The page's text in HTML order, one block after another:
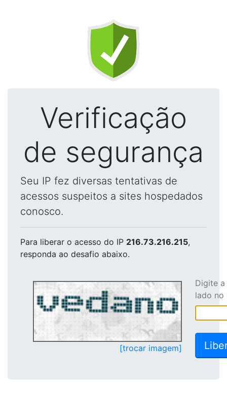
Verificação
de segurança
Seu IP fez diversas tentativas de
acessos suspeitos a sites hospedados
conosco.
Para liberar o acesso do IP 216.73.216.215,
responda ao desafio abaixo.
[trocar imagem]
Digite
lado no